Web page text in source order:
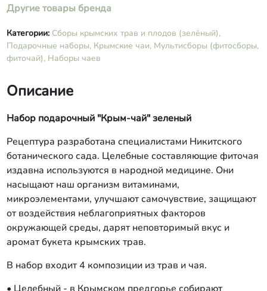
Другие товары бренда
Категории: Сборы крымских трав и плодов (зелёный),
Подарочные наборы, Крымские чаи, Мультисборы (фитосборы,
фиточай), Наборы чаев
Описание
Набор подарочный "Крым-чай" зеленый
Рецептура разработана специалистами Никитского
ботанического сада. Целебные составляющие фиточая
издавна используются в народной медицине. Они
насыщают наш организм витаминами,
микроэлементами, улучшают самочувствие, защищают
от воздействия неблагоприятных факторов
окружающей среды, дарят неповторимый вкус и
аромат букета крымских трав.
В набор входит 4 композиции из трав и чая.